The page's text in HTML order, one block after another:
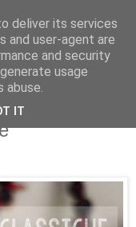
deliver its services
and user-agent are
and security
usage
abuse.
IT